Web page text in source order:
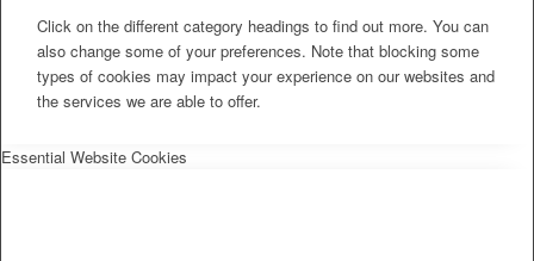
Click on the different category headings to find out more. You can
also change some of your preferences. Note that blocking some
types of cookies may impact your experience on our websites and
the services we are able to offer.
Essential Website Cookies